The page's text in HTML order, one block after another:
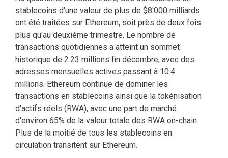
stablecoins d'une valeur de plus de $8'000 milliards
ont été traitées sur Ethereum, soit près de deux fois
plus qu'au deuxième trimestre. Le nombre de
transactions quotidiennes a atteint un sommet
historique de 2.23 millions fin décembre, avec des
adresses mensuelles actives passant à 10.4
millions. Ethereum continue de dominer les
transactions en stablecoins ainsi que la tokénisation
d'actifs réels (RWA), avec une part de marché
d'environ 65% de la valeur totale des RWA on-chain.
Plus de la moitié de tous les stablecoins en
circulation transitent sur Ethereum.